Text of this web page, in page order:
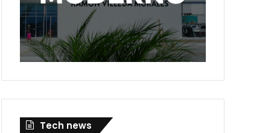
Tech news